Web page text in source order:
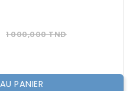
Prix
1 000,000 TNDPrix
PANIER